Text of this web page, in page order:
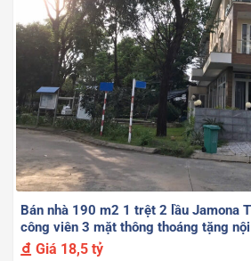
Bán nhà 190 m2 1 trệt 2 lầu Jamona
công viên 3 mặt thông thoáng tặng
Giá 18,5 tỷ